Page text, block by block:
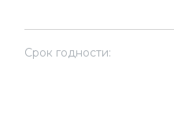
Срок годности: